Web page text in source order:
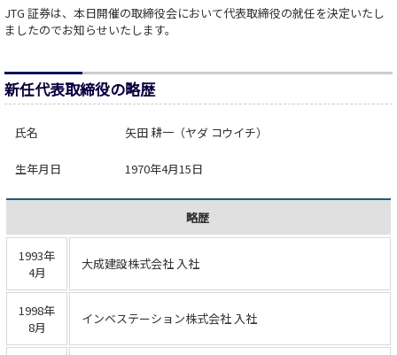
JTG 証券は、本日開催の取締役会において代表取締役の就任を決定いたし
ましたのでお知らせいたします。
新任代表取締役の略歴
氏名 矢田 耕一（ヤダ コウイチ）
生年月日 1970年4月15日
略歴
1993年
4月
大成建設株式会社 入社
1998年
8月
インベステーション株式会社 入社